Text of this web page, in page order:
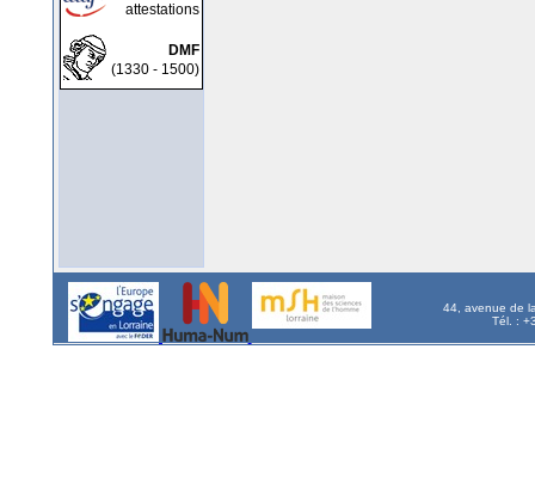
attestations
DMF
(1330 - 1500)
44, avenue de
Tél. :